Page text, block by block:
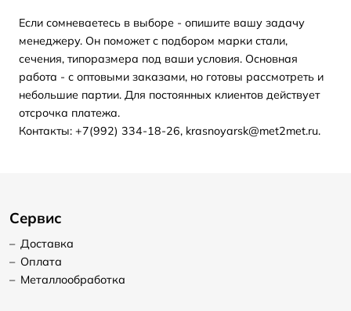
Если сомневаетесь в выборе - опишите вашу задачу
менеджеру. Он поможет с подбором марки стали,
сечения, типоразмера под ваши условия. Основная
работа - с оптовыми заказами, но готовы рассмотреть и
небольшие партии. Для постоянных клиентов действует
отсрочка платежа.
Контакты: +7(992) 334-18-26, krasnoyarsk@met2met.ru.
Сервис
– Доставка
– Оплата
– Металлообработка